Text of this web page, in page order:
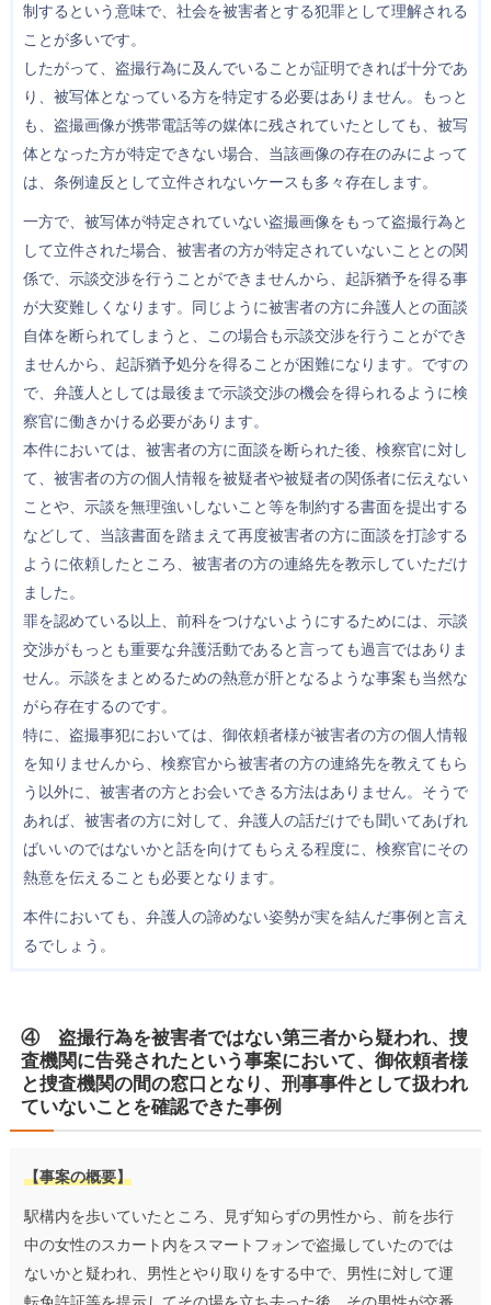
制するという意味で、社会を被害者とする犯罪として理解される
ことが多いです。
したがって、盗撮行為に及んでいることが証明できれば十分であ
り、被写体となっている方を特定する必要はありません。もっと
も、盗撮画像が携帯電話等の媒体に残されていたとしても、被写
体となった方が特定できない場合、当該画像の存在のみによって
は、条例違反として立件されないケースも多々存在します。
一方で、被写体が特定されていない盗撮画像をもって盗撮行為と
して立件された場合、被害者の方が特定されていないこととの関
係で、示談交渉を行うことができませんから、起訴猶予を得る事
が大変難しくなります。同じように被害者の方に弁護人との面談
自体を断られてしまうと、この場合も示談交渉を行うことができ
ませんから、起訴猶予処分を得ることが困難になります。ですの
で、弁護人としては最後まで示談交渉の機会を得られるように検
察官に働きかける必要があります。
本件においては、被害者の方に面談を断られた後、検察官に対し
て、被害者の方の個人情報を被疑者や被疑者の関係者に伝えない
ことや、示談を無理強いしないこと等を制約する書面を提出する
などして、当該書面を踏まえて再度被害者の方に面談を打診する
ように依頼したところ、被害者の方の連絡先を教示していただけ
ました。
罪を認めている以上、前科をつけないようにするためには、示談
交渉がもっとも重要な弁護活動であると言っても過言ではありま
せん。示談をまとめるための熱意が肝となるような事案も当然な
がら存在するのです。
特に、盗撮事犯においては、御依頼者様が被害者の方の個人情報
を知りませんから、検察官から被害者の方の連絡先を教えてもら
う以外に、被害者の方とお会いできる方法はありません。そうで
あれば、被害者の方に対して、弁護人の話だけでも聞いてあげれ
ばいいのではないかと話を向けてもらえる程度に、検察官にその
熱意を伝えることも必要となります。
本件においても、弁護人の諦めない姿勢が実を結んだ事例と言え
るでしょう。
④ 盗撮行為を被害者ではない第三者から疑われ、捜
査機関に告発されたという事案において、御依頼者様
と捜査機関の間の窓口となり、刑事事件として扱われ
ていないことを確認できた事例
【事案の概要】
駅構内を歩いていたところ、見ず知らずの男性から、前を歩行
中の女性のスカート内をスマートフォンで盗撮していたのでは
ないかと疑われ、男性とやり取りをする中で、男性に対して運